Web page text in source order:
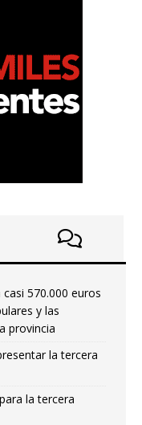
570.000 euros
y las
provincia
la tercera
la tercera